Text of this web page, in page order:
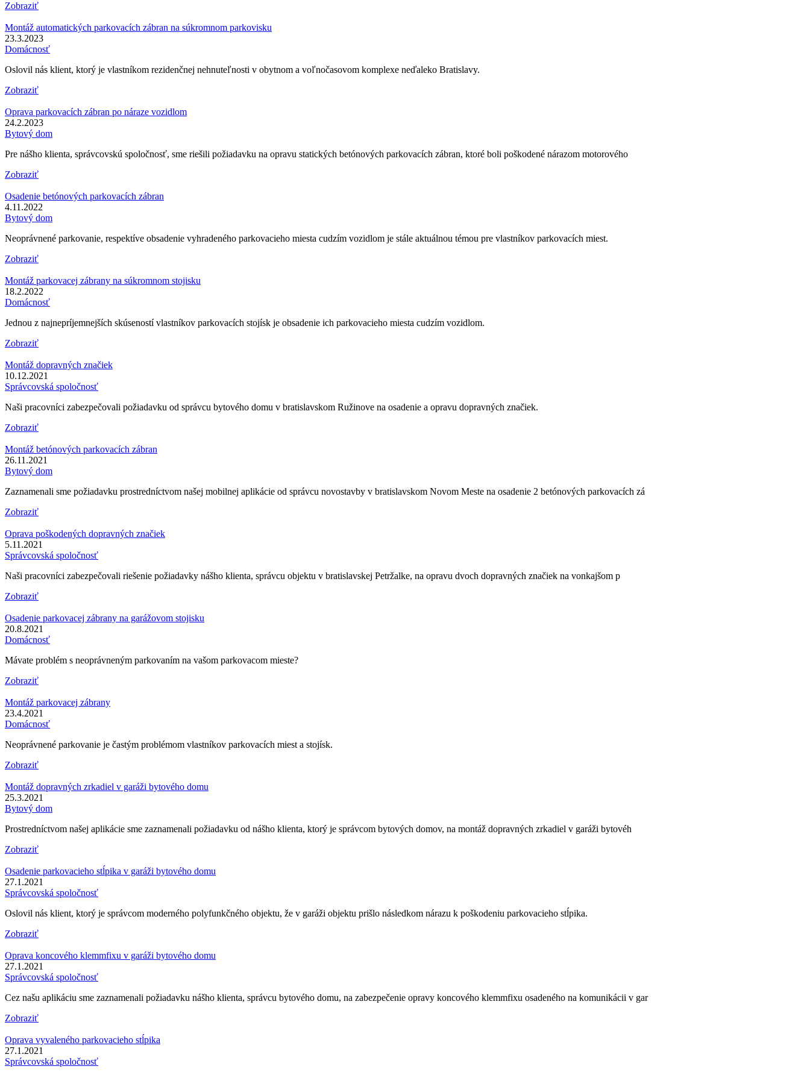
Zobraziť
Montáž automatických parkovacích zábran na súkromnom parkovisku
23.3.2023
Domácnosť
Oslovil nás klient, ktorý je vlastníkom rezidenčnej nehnuteľnosti v obytnom a voľnočasovom komplexe neďaleko Bratislavy.
Zobraziť
Oprava parkovacích zábran po náraze vozidlom
24.2.2023
Bytový dom
Pre nášho klienta, správcovskú spoločnosť, sme riešili požiadavku na opravu statických betónových parkovacích zábran, ktoré boli poškodené nárazom motorového
Zobraziť
Osadenie betónových parkovacích zábran
4.11.2022
Bytový dom
Neoprávnené parkovanie, respektíve obsadenie vyhradeného parkovacieho miesta cudzím vozidlom je stále aktuálnou témou pre vlastníkov parkovacích miest.
Zobraziť
Montáž parkovacej zábrany na súkromnom stojisku
18.2.2022
Domácnosť
Jednou z najnepríjemnejších skúseností vlastníkov parkovacích stojísk je obsadenie ich parkovacieho miesta cudzím vozidlom.
Zobraziť
Montáž dopravných značiek
10.12.2021
Správcovská spoločnosť
Naši pracovníci zabezpečovali požiadavku od správcu bytového domu v bratislavskom Ružinove na osadenie a opravu dopravných značiek.
Zobraziť
Montáž betónových parkovacích zábran
26.11.2021
Bytový dom
Zaznamenali sme požiadavku prostredníctvom našej mobilnej aplikácie od správcu novostavby v bratislavskom Novom Meste na osadenie 2 betónových parkovacích zá
Zobraziť
Oprava poškodených dopravných značiek
5.11.2021
Správcovská spoločnosť
Naši pracovníci zabezpečovali riešenie požiadavky nášho klienta, správcu objektu v bratislavskej Petržalke, na opravu dvoch dopravných značiek na vonkajšom p
Zobraziť
Osadenie parkovacej zábrany na garážovom stojisku
20.8.2021
Domácnosť
Mávate problém s neoprávneným parkovaním na vašom parkovacom mieste?
Zobraziť
Montáž parkovacej zábrany
23.4.2021
Domácnosť
Neoprávnené parkovanie je častým problémom vlastníkov parkovacích miest a stojísk.
Zobraziť
Montáž dopravných zrkadiel v garáži bytového domu
25.3.2021
Bytový dom
Prostredníctvom našej aplikácie sme zaznamenali požiadavku od nášho klienta, ktorý je správcom bytových domov, na montáž dopravných zrkadiel v garáži bytovéh
Zobraziť
Osadenie parkovacieho stĺpika v garáži bytového domu
27.1.2021
Správcovská spoločnosť
Oslovil nás klient, ktorý je správcom moderného polyfunkčného objektu, že v garáži objektu prišlo následkom nárazu k poškodeniu parkovacieho stĺpika.
Zobraziť
Oprava koncového klemmfixu v garáži bytového domu
27.1.2021
Správcovská spoločnosť
Cez našu aplikáciu sme zaznamenali požiadavku nášho klienta, správcu bytového domu, na zabezpečenie opravy koncového klemmfixu osadeného na komunikácii v gar
Zobraziť
Oprava vyvaleného parkovacieho stĺpika
27.1.2021
Správcovská spoločnosť